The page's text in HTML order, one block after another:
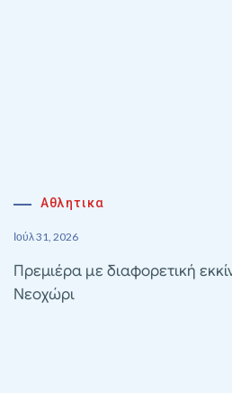
Αθλητικα
Ιούλ 31, 2026
Πρεμιέρα με διαφορετική
Νεοχώρι